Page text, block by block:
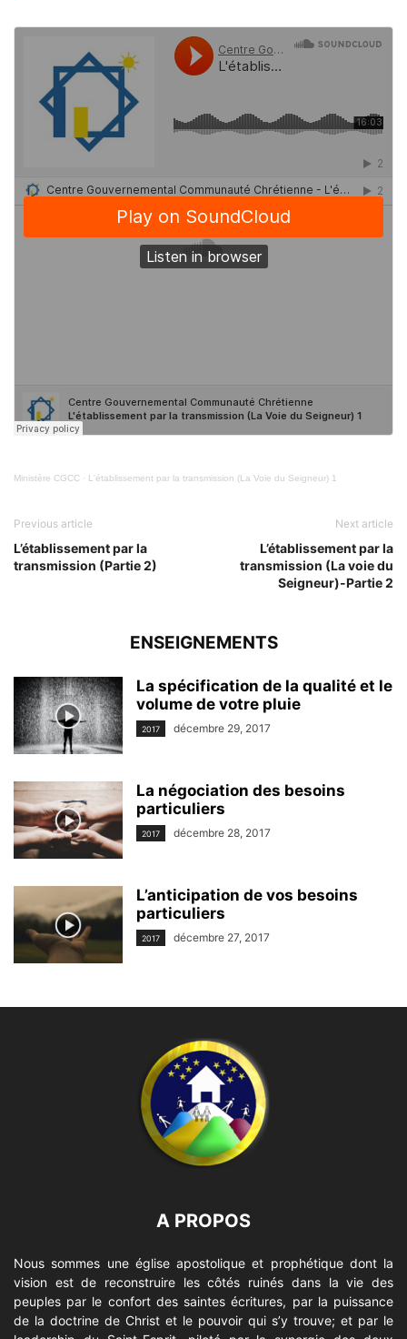
Ministère CGCC · L'établissement par la transmission (La Voie du Seigneur) 1
Previous article
L’établissement par la
transmission (Partie 2)
Next article
L’établissement par la
transmission (La voie du
Seigneur)-Partie 2
ENSEIGNEMENTS
La spécification de la qualité et le
volume de votre pluie
2017 décembre 29, 2017
La négociation des besoins
particuliers
2017 décembre 28, 2017
L’anticipation de vos besoins
particuliers
2017 décembre 27, 2017
A PROPOS
Nous sommes une église apostolique et prophétique dont la
vision est de reconstruire les côtés ruinés dans la vie des
peuples par le confort des saintes écritures, par la puissance
de la doctrine de Christ et le pouvoir qui s’y trouve; et par le